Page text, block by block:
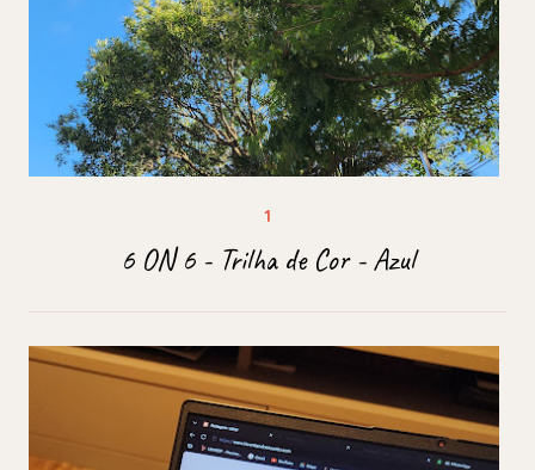
6 ON 6 - Trilha de Cor - Azul